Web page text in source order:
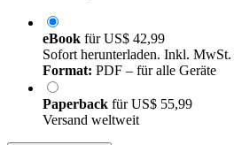
eBook fürUS$ 42,99
Sofort herunterladen. Inkl. MwSt.
Format: PDF – für alle Geräte
Paperback fürUS$ 55,99
Versand weltweit